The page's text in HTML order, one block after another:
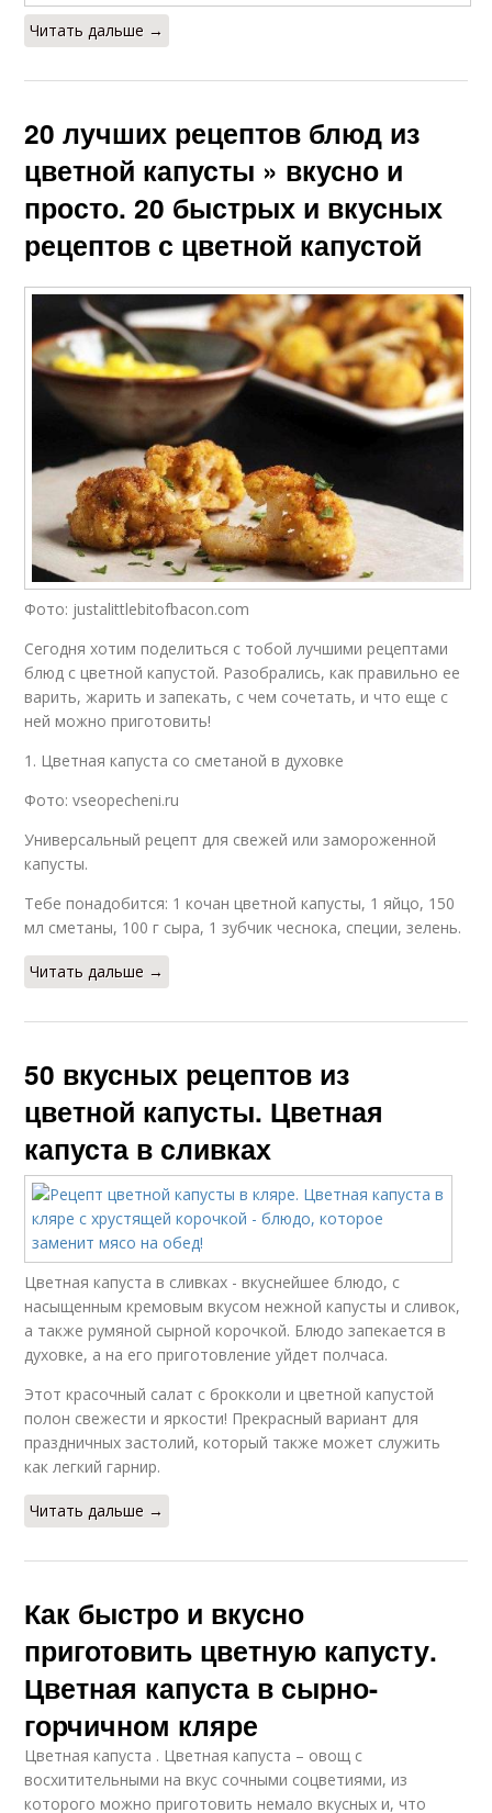
Читать дальше →
20 лучших рецептов блюд из
цветной капусты » вкусно и
просто. 20 быстрых и вкусных
рецептов с цветной капустой
Фото: justalittlebitofbacon.com
Сегодня хотим поделиться с тобой лучшими рецептами
блюд с цветной капустой. Разобрались, как правильно ее
варить, жарить и запекать, с чем сочетать, и что еще с
ней можно приготовить!
1. Цветная капуста со сметаной в духовке
Фото: vseopecheni.ru
Универсальный рецепт для свежей или замороженной
капусты.
Тебе понадобится: 1 кочан цветной капусты, 1 яйцо, 150
мл сметаны, 100 г сыра, 1 зубчик чеснока, специи, зелень.
Читать дальше →
50 вкусных рецептов из
цветной капусты. Цветная
капуста в сливках
Цветная капуста в сливках - вкуснейшее блюдо, с
насыщенным кремовым вкусом нежной капусты и сливок,
а также румяной сырной корочкой. Блюдо запекается в
духовке, а на его приготовление уйдет полчаса.
Этот красочный салат с брокколи и цветной капустой
полон свежести и яркости! Прекрасный вариант для
праздничных застолий, который также может служить
как легкий гарнир.
Читать дальше →
Как быстро и вкусно
приготовить цветную капусту.
Цветная капуста в сырно-
горчичном кляре
Цветная капуста . Цветная капуста – овощ с
восхитительными на вкус сочными соцветиями, из
которого можно приготовить немало вкусных и, что